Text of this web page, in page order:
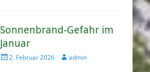
Sonnenbrand-Gefahr im
Januar
Veröffentlicht
2. Februar 2026 Autoradmin